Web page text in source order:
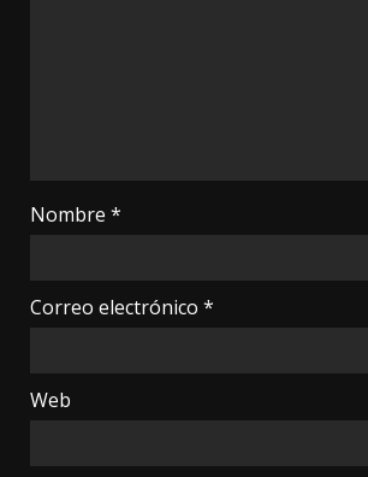
Nombre *
Correo electrónico *
Web